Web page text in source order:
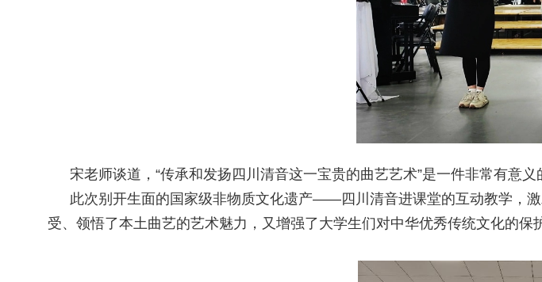
宋老师谈道，“传承和发扬四川清音这一宝贵的曲艺艺术”是一件非常有意
此次别开生面的国家级非物质文化遗产——四川清音进课堂的互动教学，
受、领悟了本土曲艺的艺术魅力，又增强了大学生们对中华优秀传统文化的保